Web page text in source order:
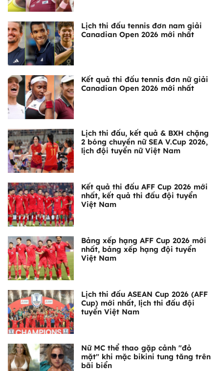
Lịch thi đấu tennis đơn nam giải
Canadian Open 2026 mới nhất
Kết quả thi đấu tennis đơn nữ giải
Canadian Open 2026 mới nhất
Lịch thi đấu, kết quả & BXH chặng
2 bóng chuyền nữ SEA V.Cup 2026,
lịch đội tuyển nữ Việt Nam
Kết quả thi đấu AFF Cup 2026 mới
nhất, kết quả thi đấu đội tuyển
Việt Nam
Bảng xếp hạng AFF Cup 2026 mới
nhất, bảng xếp hạng đội tuyển
Việt Nam
Lịch thi đấu ASEAN Cup 2026 (AFF
Cup) mới nhất, lịch thi đấu đội
tuyển Việt Nam
Nữ MC thể thao gặp cảnh "đỏ
mặt" khi mặc bikini tung tăng trên
bãi biển